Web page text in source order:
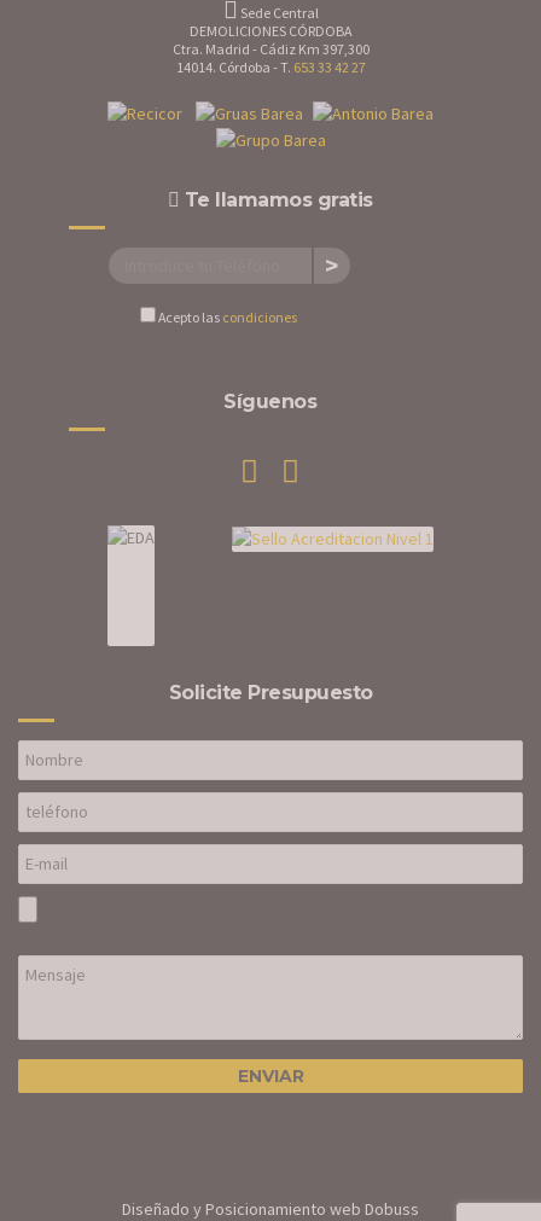
Sede Central
DEMOLICIONES CÓRDOBA
Ctra. Madrid - Cádiz Km 397,300
14014. Córdoba - T. 653 33 42 27
Te llamamos gratis
Acepto las condiciones
Síguenos
Solicite Presupuesto
Diseñado y Posicionamiento web Dobuss